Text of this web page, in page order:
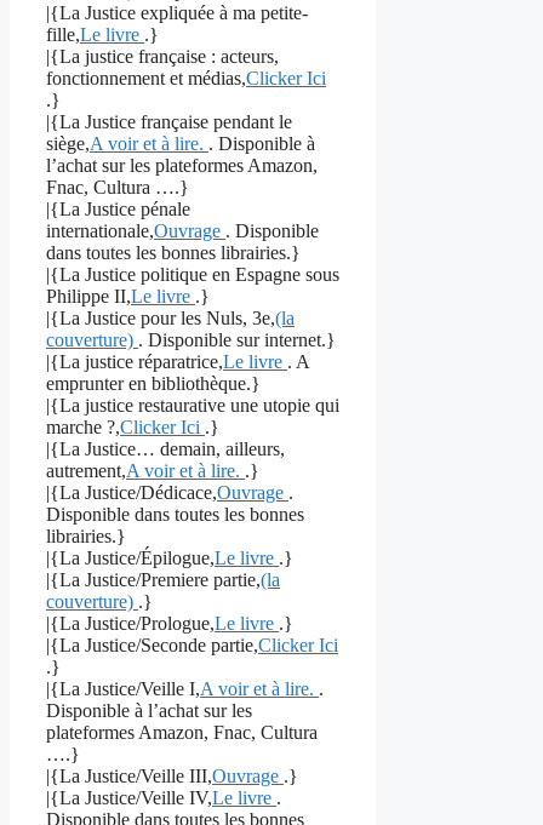
|{La Justice expliquée à ma petite-
fille,Le livre .}
|{La justice française : acteurs,
fonctionnement et médias,Clicker Ici
.}
|{La Justice française pendant le
siège,A voir et à lire. . Disponible à
l’achat sur les plateformes Amazon,
Fnac, Cultura ….}
|{La Justice pénale
internationale,Ouvrage . Disponible
dans toutes les bonnes librairies.}
|{La Justice politique en Espagne sous
Philippe II,Le livre .}
|{La Justice pour les Nuls, 3e,(la
couverture) . Disponible sur internet.}
|{La justice réparatrice,Le livre . A
emprunter en bibliothèque.}
|{La justice restaurative une utopie qui
marche ?,Clicker Ici .}
|{La Justice… demain, ailleurs,
autrement,A voir et à lire. .}
|{La Justice/Dédicace,Ouvrage .
Disponible dans toutes les bonnes
librairies.}
|{La Justice/Épilogue,Le livre .}
|{La Justice/Premiere partie,(la
couverture) .}
|{La Justice/Prologue,Le livre .}
|{La Justice/Seconde partie,Clicker Ici
.}
|{La Justice/Veille I,A voir et à lire. .
Disponible à l’achat sur les
plateformes Amazon, Fnac, Cultura
….}
|{La Justice/Veille III,Ouvrage .}
|{La Justice/Veille IV,Le livre .
Disponible dans toutes les bonnes